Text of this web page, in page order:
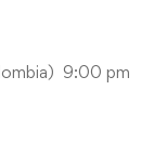
9:00 pm